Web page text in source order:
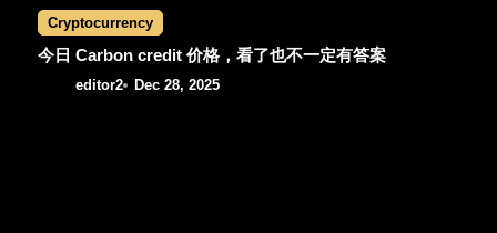
Cryptocurrency
今日 Carbon credit 价格，看了也不一定有答案
editor2 Dec 28, 2025